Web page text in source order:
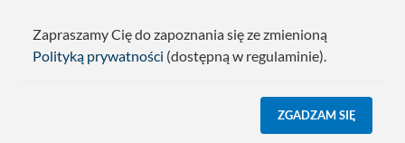
Zapraszamy Cię do zapoznania się ze zmienioną
Polityką prywatności (dostępną w regulaminie).
ZGADZAM SIĘ